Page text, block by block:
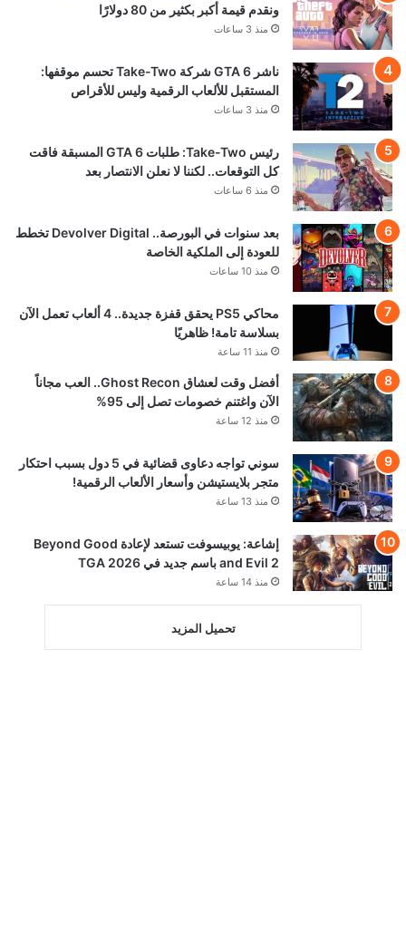
ونقدم قيمة أكبر بكثير من 80 دولارًا
منذ 3 ساعات
ناشر GTA 6 شركة Take-Two تحسم موقفها:
المستقبل للألعاب الرقمية وليس للأقراص
منذ 3 ساعات
رئيس Take-Two: طلبات GTA 6 المسبقة فاقت
كل التوقعات.. لكننا لا نعلن الانتصار بعد
منذ 6 ساعات
بعد سنوات في البورصة.. Devolver Digital تخطط
للعودة إلى الملكية الخاصة
منذ 10 ساعات
محاكي PS5 يحقق قفزة جديدة.. 4 ألعاب تعمل الآن
بسلاسة تامة! ظاهريًا
منذ 11 ساعة
أفضل وقت لعشاق Ghost Recon.. العب مجاناً
الآن واغتنم خصومات تصل إلى 95%
منذ 12 ساعة
سوني تواجه دعاوى قضائية في 5 دول بسبب احتكار
متجر بلايستيشن وأسعار الألعاب الرقمية!
منذ 13 ساعة
إشاعة: يوبيسوفت تستعد لإعادة Beyond Good
and Evil 2 باسم جديد في TGA 2026
منذ 14 ساعة
تحميل المزيد